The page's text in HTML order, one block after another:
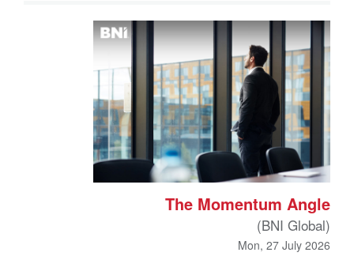
The Momentum Angle
(BNI Global)
Mon, 27 July 2026